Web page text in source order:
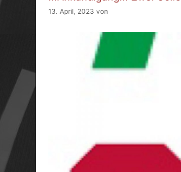
13. April, 2023 von